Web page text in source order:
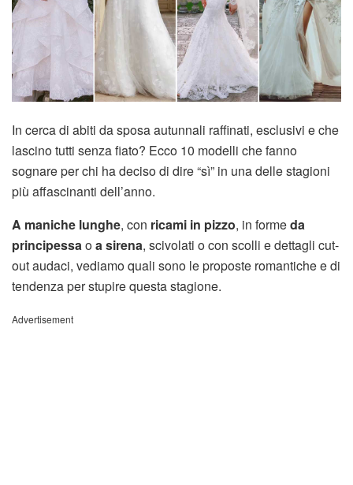
In cerca di abiti da sposa autunnali raffinati, esclusivi e che
lascino tutti senza fiato? Ecco 10 modelli che fanno
sognare per chi ha deciso di dire “sì” in una delle stagioni
più affascinanti dell’anno.
A maniche lunghe, con ricami in pizzo, in formeda
principessa oa sirena, scivolati o con scolli e dettagli cut-
out audaci, vediamo quali sono le proposte romantiche e di
tendenza per stupire questa stagione.
Advertisement